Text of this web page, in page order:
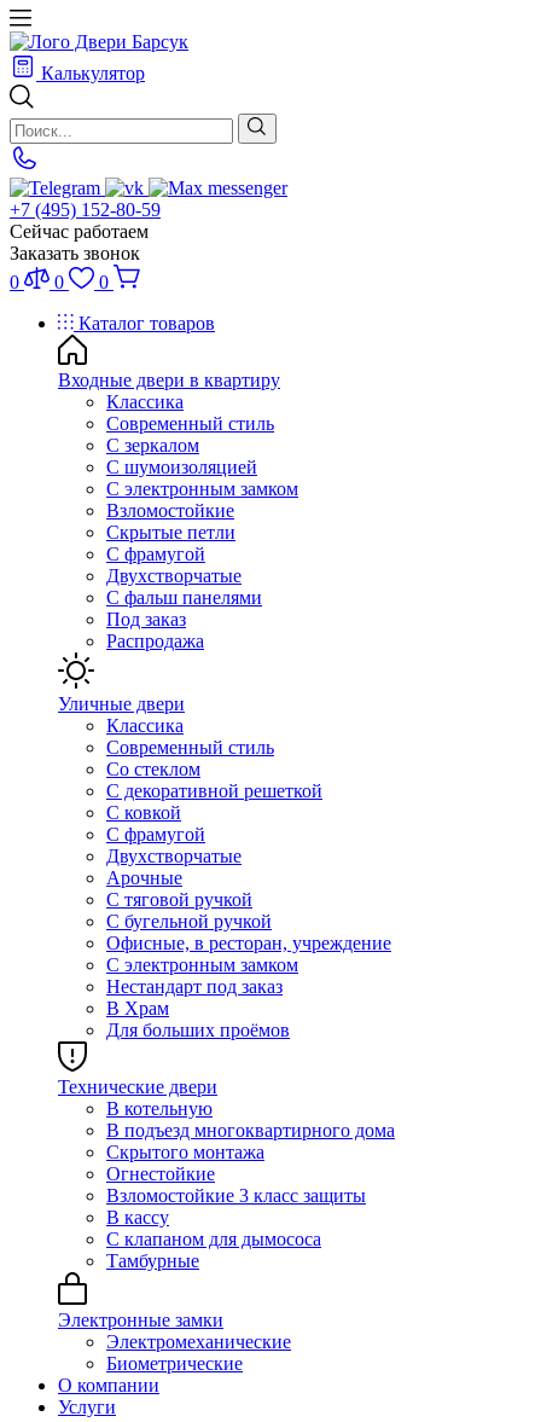
Калькулятор
+7 (495) 152-80-59
Сейчас работаем
Заказать звонок
0
0
0
Каталог товаров
Входные двери в квартиру
Классика
Современный стиль
С зеркалом
С шумоизоляцией
С электронным замком
Взломостойкие
Скрытые петли
С фрамугой
Двухстворчатые
С фальш панелями
Под заказ
Распродажа
Уличные двери
Классика
Современный стиль
Со стеклом
С декоративной решеткой
С ковкой
С фрамугой
Двухстворчатые
Арочные
С тяговой ручкой
С бугельной ручкой
Офисные, в ресторан, учреждение
С электронным замком
Нестандарт под заказ
В Храм
Для больших проёмов
Технические двери
В котельную
В подъезд многоквартирного дома
Скрытого монтажа
Огнестойкие
Взломостойкие 3 класс защиты
В кассу
С клапаном для дымососа
Тамбурные
Электронные замки
Электромеханические
Биометрические
О компании
Услуги